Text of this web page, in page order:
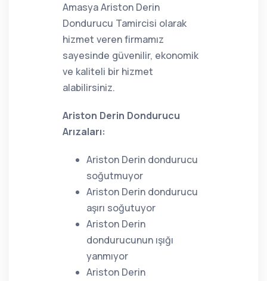
Amasya Ariston Derin
Dondurucu Tamircisi olarak
hizmet veren firmamız
sayesinde güvenilir, ekonomik
ve kaliteli bir hizmet
alabilirsiniz.
Ariston Derin Dondurucu
Arızaları:
Ariston Derin dondurucu
soğutmuyor
Ariston Derin dondurucu
aşırı soğutuyor
Ariston Derin
dondurucunun ışığı
yanmıyor
Ariston Derin